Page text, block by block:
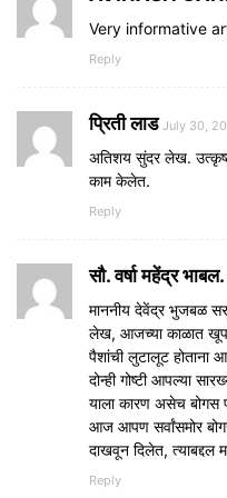
Very informative
Reply
प्रिती लाड July 30,
अतिशय सुंदर लेख.
काम केलेत.
Reply
सौ. वर्षा महेंद्र भाबल.
माननीय देवेंद्र भुजबळ
लेख, आजच्या काळात खूप
पैशांची लुटालूट होताना
दोन्ही गोष्टी आपल्या
याला कारण असेच बोगस
आज आपण सर्वांसमोर
दाखवून दिलेत, त्याबद्दल
Reply